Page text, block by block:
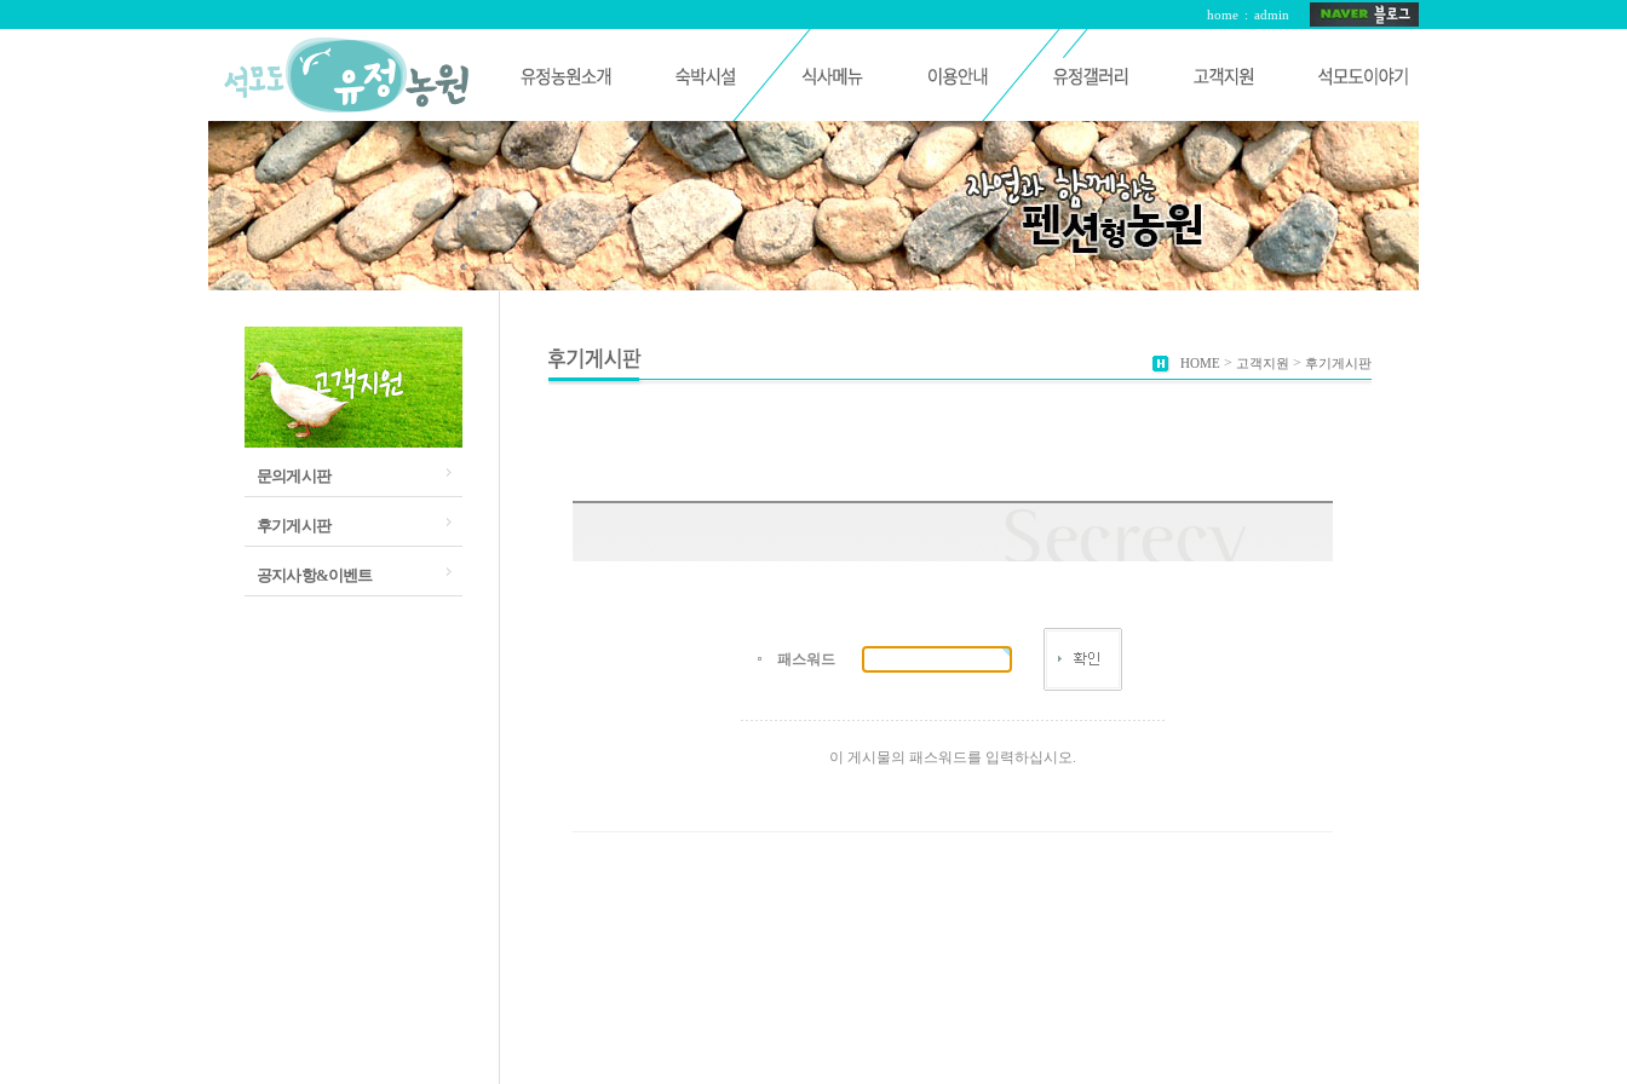
home : admin
문의게시판
후기게시판
공지사항&이벤트
HOME > 고객지원 > 후기게시판
패스워드
이 게시물의 패스워드를 입력하십시오.